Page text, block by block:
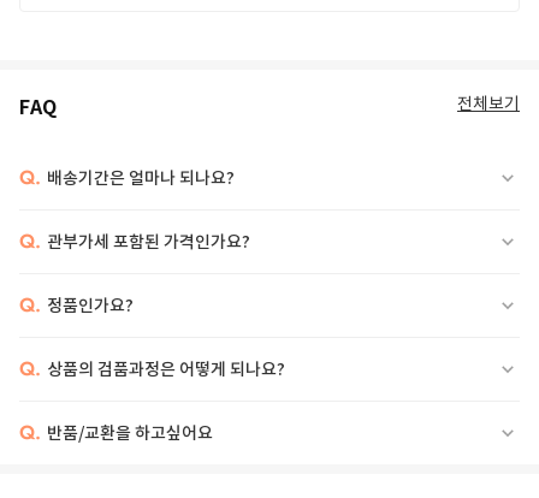
FAQ 전체보기
Q. 배송기간은 얼마나 되나요?
Q. 관부가세 포함된 가격인가요?
Q. 정품인가요?
Q. 상품의 검품과정은 어떻게 되나요?
Q. 반품/교환을 하고싶어요